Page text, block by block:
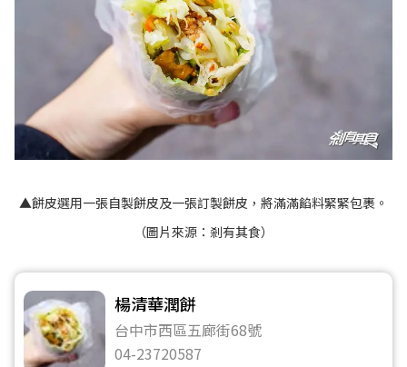
▲餅皮選用一張自製餅皮及一張訂製餅皮，將滿滿餡料緊緊包裹。
（圖片來源： 剎有其食）
楊清華潤餅
台中市西區五廊街68號
04-23720587